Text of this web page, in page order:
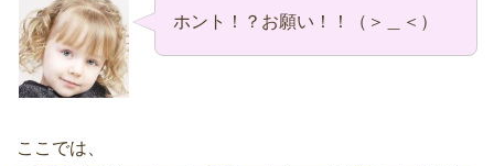
ホント！？お願い！！（＞＿＜）
ここでは、